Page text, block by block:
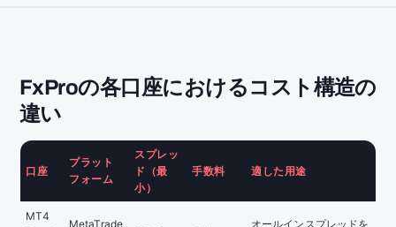
FxProの各口座におけるコスト構造の
違い
口座
プラット
フォーム
スプレッ
ド（最
小）
手数料 適した用途
MT4
MetaTrade
オールインスプレッドを